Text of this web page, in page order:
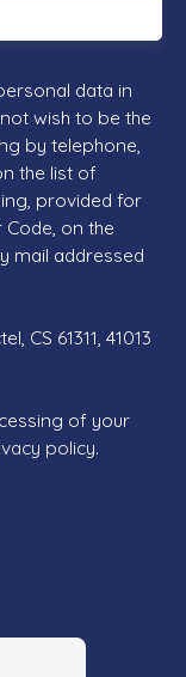
data in
wish to be the
by telephone,
the list of
provided for
Code, on the
mail addressed
CS 61311, 41013
of your
policy.